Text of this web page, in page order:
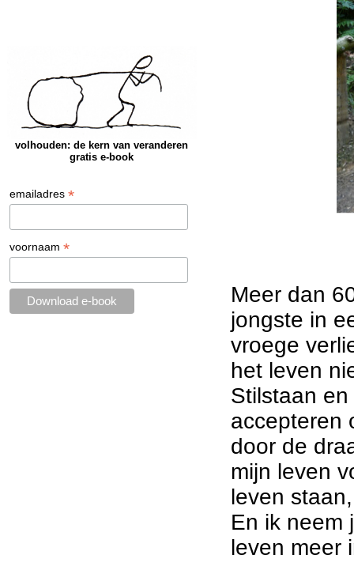
volhouden: de kern van veranderen
gratis e-book
emailadres*
voornaam*
Meer dan
jongste in
vroege
het leven
Stilstaan
accepteren
door de
mijn leven
leven
En ik neem
leven meer